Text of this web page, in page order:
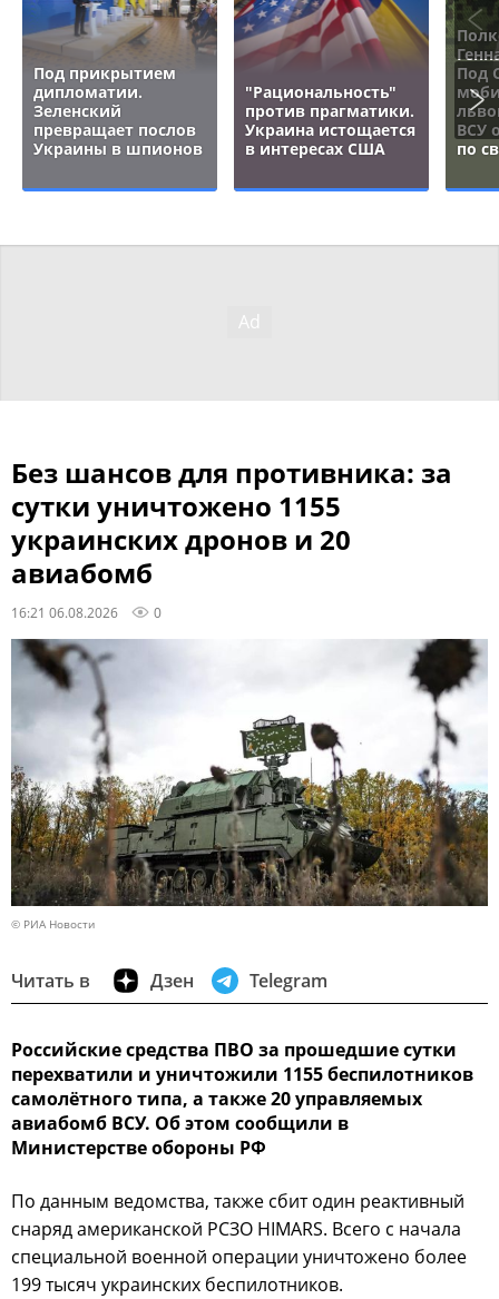
Под прикрытием
дипломатии.
Зеленский
превращает послов
Украины в шпионов
"Рациональность"
против прагматики.
Украина истощается
в интересах США
Под
ВСУ
по
Без шансов для противника: за
сутки уничтожено 1155
украинских дронов и 20
авиабомб
16:21 06.08.2026 0
© РИА Новости
Читать в Дзен Telegram
Российские средства ПВО за прошедшие сутки
перехватили и уничтожили 1155 беспилотников
самолётного типа, а также 20 управляемых
авиабомб ВСУ. Об этом сообщили в
Министерстве обороны РФ
По данным ведомства, также сбит один реактивный
снаряд американской РСЗО HIMARS. Всего с начала
специальной военной операции уничтожено более
199 тысяч украинских беспилотников.